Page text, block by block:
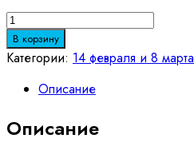
Количество
товара
Набор
419
В корзину
Категории: 14 февраля и 8 марта
Описание
Описание